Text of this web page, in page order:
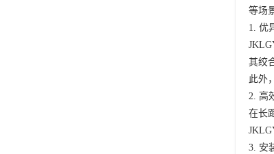
等场
1. 优
其绞
此外
2. 高
在长
3. 安